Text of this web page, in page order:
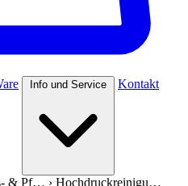
Info und Service Kontakt
& Pf… › Hochdruckreinigu…